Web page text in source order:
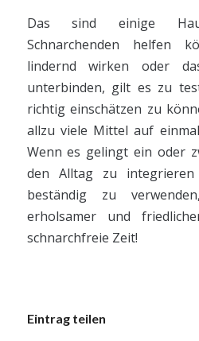
Das sind einige
Schnarchenden helfen
lindernd wirken oder
unterbinden, gilt es zu
richtig einschätzen zu
allzu viele Mittel auf
Wenn es gelingt ein oder
den Alltag zu
beständig zu
erholsamer und
schnarchfreie Zeit!
Eintrag teilen